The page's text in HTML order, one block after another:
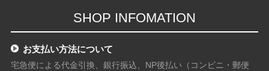
SHOP INFOMATION
お支払い方法について
宅急便による代金引換、銀行振込、NP後払い（コンビニ・郵便